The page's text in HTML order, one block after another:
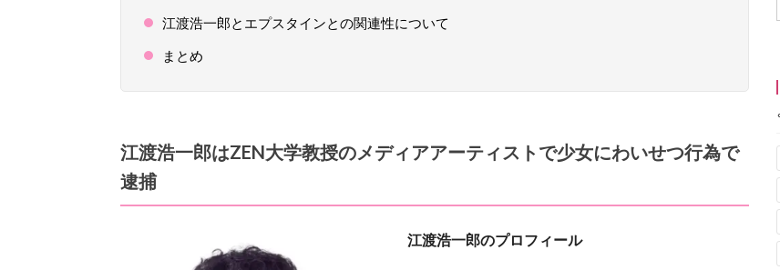
江渡浩一郎とエプスタインとの関連性について
まとめ
江渡浩一郎はZEN大学教授のメディアアーティストで少女にわいせつ行為で
逮捕
江渡浩一郎のプロフィール